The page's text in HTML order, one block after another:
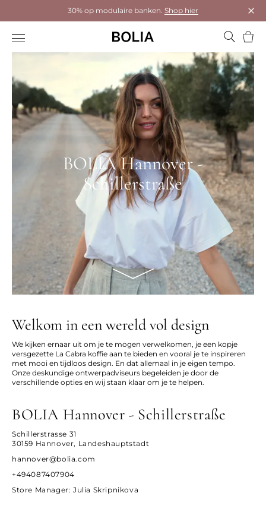
30% op modulaire banken. Shop hier
BOLIA Hannover -
Schillerstraße
Welkom in een wereld vol design
We kijken ernaar uit om je te mogen verwelkomen, je een kopje
versgezette La Cabra koffie aan te bieden en vooral je te inspireren
met mooi en tijdloos design. En dat allemaal in je eigen tempo.
Onze deskundige ontwerpadviseurs begeleiden je door de
verschillende opties en wij staan klaar om je te helpen.
BOLIA Hannover - Schillerstraße
Schillerstrasse 31
30159 Hannover, Landeshauptstadt
hannover@bolia.com
+494087407904
Store Manager: Julia Skripnikova